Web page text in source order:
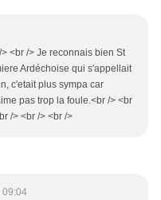
<br /> Je reconnais bien St
Ardéchoise qui s'appellait
c'etait plus sympa car
pas trop la foule.<br /> <br
/> <br /> <br />
09:04